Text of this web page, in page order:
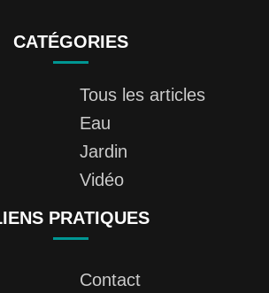
CATÉGORIES
Tous les articles
Eau
Jardin
Vidéo
PRATIQUES
Contact